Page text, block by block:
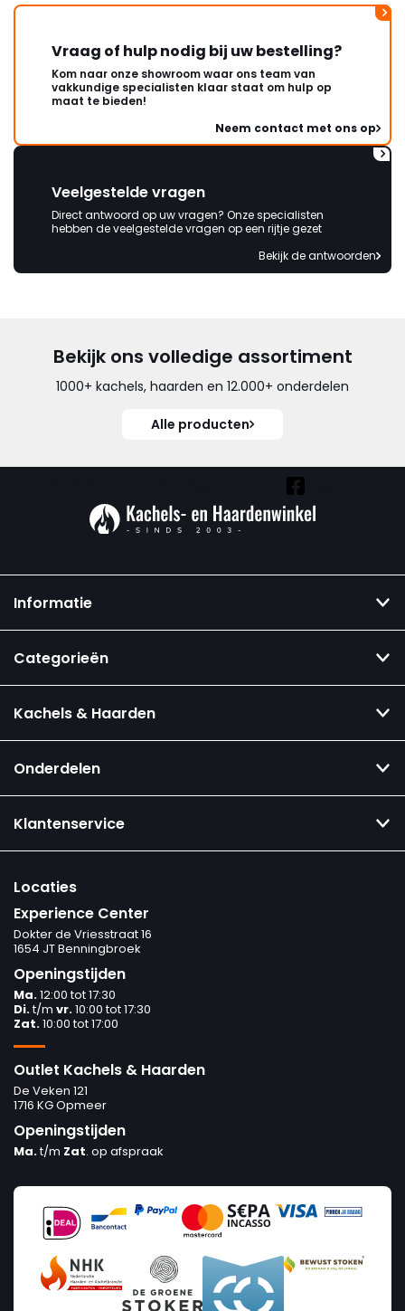
Vraag of hulp nodig bij uw bestelling?
Kom naar onze showroom waar ons team van
vakkundige specialisten klaar staat om hulp op
maat te bieden!
Neem contact met ons op
Veelgestelde vragen
Direct antwoord op uw vragen? Onze specialisten
hebben de veelgestelde vragen op een rijtje gezet
Bekijk de antwoorden
Bekijk ons volledige assortiment
1000+ kachels, haarden en 12.000+ onderdelen
Alle producten
Informatie
Categorieën
Kachels & Haarden
Onderdelen
Klantenservice
Locaties
Experience Center
Dokter de Vriesstraat 16
1654 JT Benningbroek
Openingstijden
Ma.12:00 tot 17:30
Di.t/m vr.10:00 tot 17:30
Zat.10:00 tot 17:00
Outlet Kachels & Haarden
De Veken 121
1716 KG Opmeer
Openingstijden
Ma.t/m Zat. op afspraak